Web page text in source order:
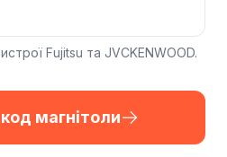
Fujitsu та JVCKENWOOD.
магнітоли